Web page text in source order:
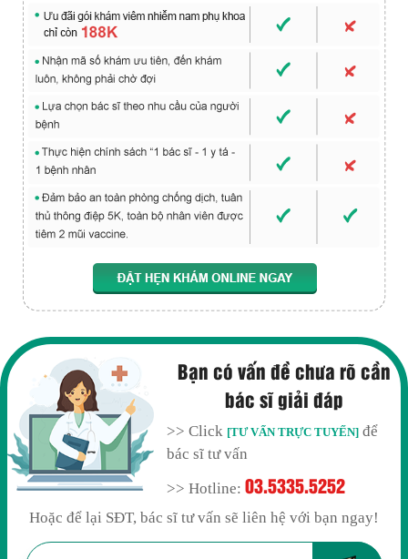
Bạn có vấn đề chưa rõ cần
bác sĩ giải đáp
>> Click [TƯ VẤN TRỰC TUYẾN] để
bác sĩ tư vấn
>> Hotline:03.5335.5252
Hoặc để lại SĐT, bác sĩ tư vấn sẽ liên hệ với bạn ngay!